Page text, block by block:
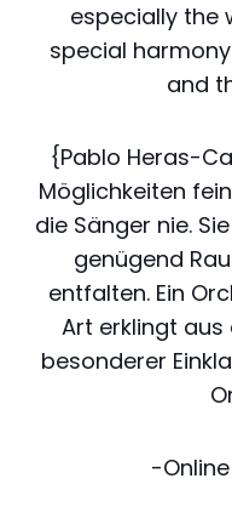
especially the
special
and
{Pablo Heras-
Möglichkeiten
die Sänger nie.
genügend
entfalten. Ein
Art erklingt
besonderer
-